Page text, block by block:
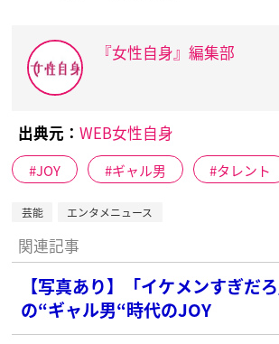
『女性自身』編集部
出典元： WEB女性自身
JOY ギャル男 タレント
芸能 エンタメニュース
関連記事
【写真あり】「イケメンすぎだ
の“ギャル男“時代のJOY